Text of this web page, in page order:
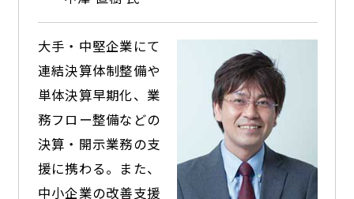
大手・中堅企業にて
連結決算体制整備や
単体決算早期化、業
務フロー整備などの
決算・開示業務の支
援に携わる。また、
中小企業の改善支援